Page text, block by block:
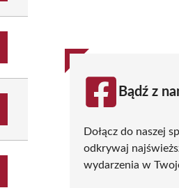
Bądź z
Dołącz do naszej
odkrywaj
wydarzenia w